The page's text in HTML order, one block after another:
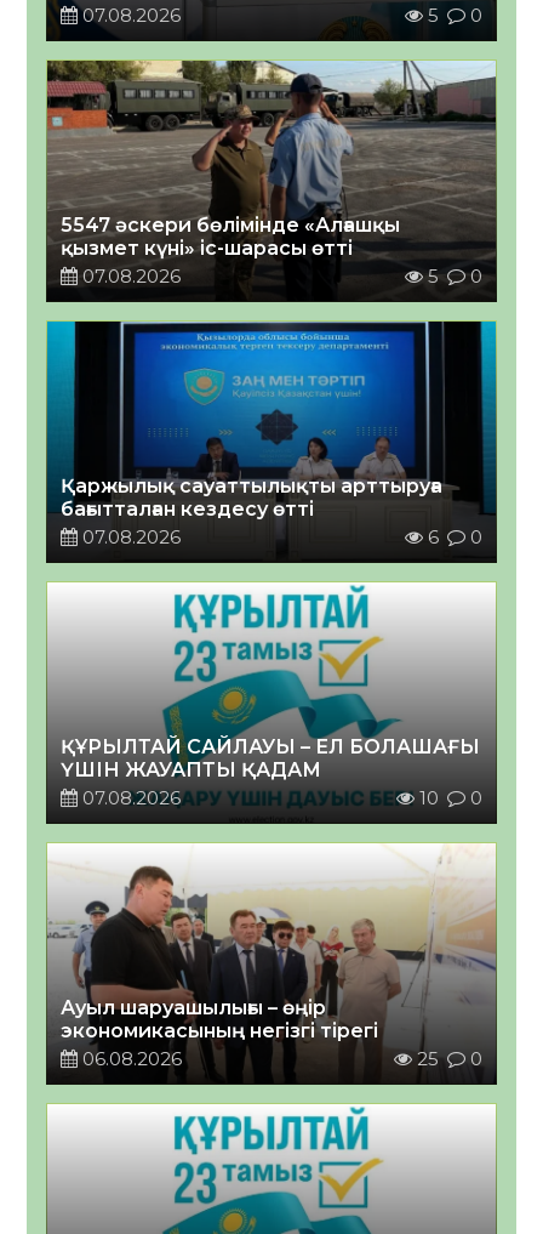
07.08.2026
5 0
5547 әскери бөлімінде «Алғашқы
қызмет күні» іс-шарасы өтті
07.08.2026
5 0
Қаржылық сауаттылықты арттыруға
бағытталған кездесу өтті
07.08.2026
6 0
ҚҰРЫЛТАЙ САЙЛАУЫ – ЕЛ БОЛАШАҒЫ
ҮШІН ЖАУАПТЫ ҚАДАМ
07.08.2026
10 0
Ауыл шаруашылығы – өңір
экономикасының негізгі тірегі
06.08.2026
25 0